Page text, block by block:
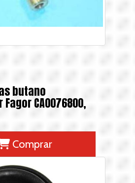
butano
CA0076800,
Comprar